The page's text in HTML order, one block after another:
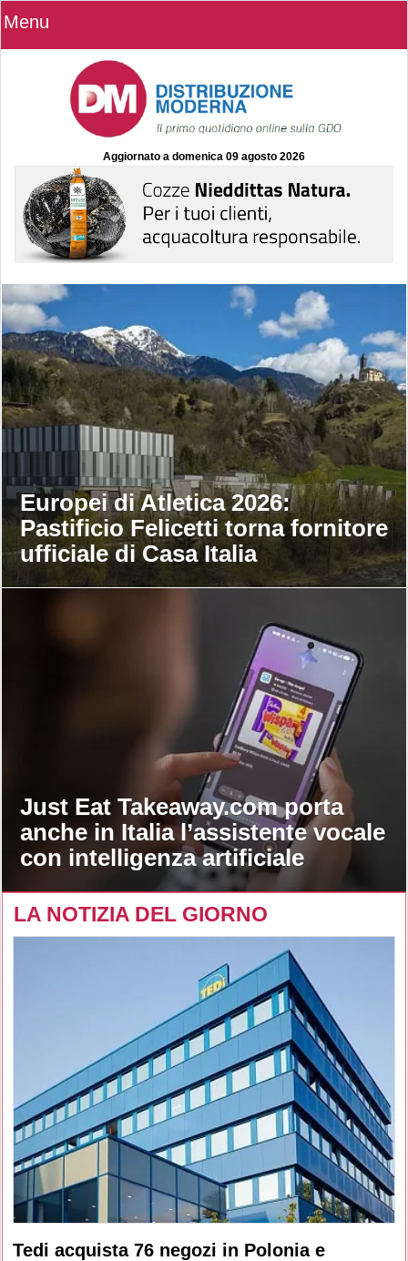
Menu
Aggiornato a domenica 09 agosto 2026
Europei di Atletica 2026:
Pastificio Felicetti torna fornitore
ufficiale di Casa Italia
Just Eat Takeaway.com porta
anche in Italia l’assistente vocale
con intelligenza artificiale
LA NOTIZIA DEL GIORNO
Tedi acquista 76 negozi in Polonia e